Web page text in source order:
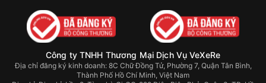
Công ty TNHH Thương Mại Dịch Vụ VeXeRe
Địa chỉ đăng ký kinh doanh: 8C Chữ Đồng Tử, Phường 7, Quận Tân Bình,
Thành Phố Hồ Chí Minh, Việt Nam